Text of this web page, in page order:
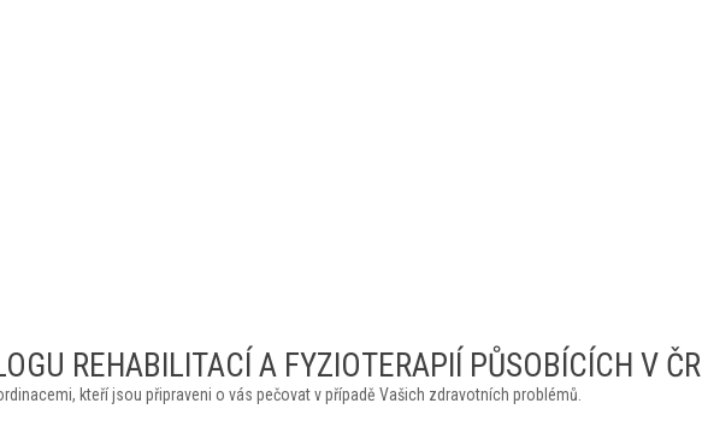
REHABILITACÍ A FYZIOTERAPIÍ PŮSOBÍCÍCH V ČR
kteří jsou připraveni o vás pečovat v případě Vašich zdravotních problémů.